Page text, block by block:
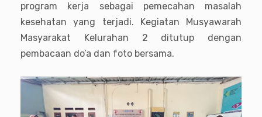
program kerja sebagai pemecahan masalah
kesehatan yang terjadi. Kegiatan Musyawarah
Masyarakat Kelurahan 2 ditutup dengan
pembacaan do’a dan foto bersama.